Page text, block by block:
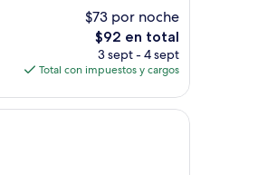
$73 por noche
El
precio
actual
de
$92 en total
3 sept - 4 sept
Total con impuestos y cargos